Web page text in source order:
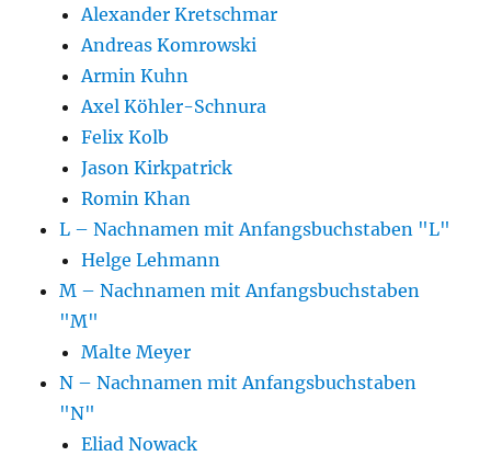
Alexander Kretschmar
Andreas Komrowski
Armin Kuhn
Axel Köhler-Schnura
Felix Kolb
Jason Kirkpatrick
Romin Khan
L – Nachnamen mit Anfangsbuchstaben "L"
Helge Lehmann
M – Nachnamen mit Anfangsbuchstaben
"M"
Malte Meyer
N – Nachnamen mit Anfangsbuchstaben
"N"
Eliad Nowack